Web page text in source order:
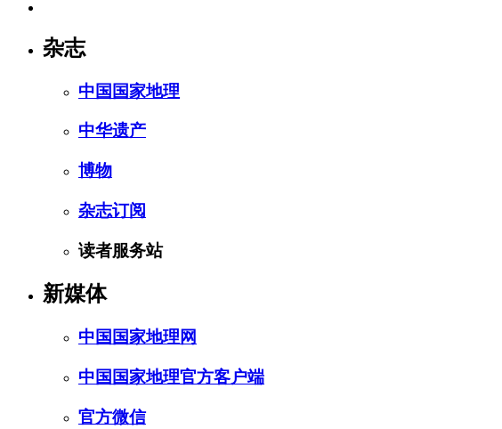
杂志
中国国家地理
中华遗产
博物
杂志订阅
读者服务站
新媒体
中国国家地理网
中国国家地理官方客户端
官方微信